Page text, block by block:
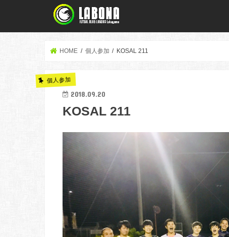
HOME 個人参加 KOSAL 211
個人参加
2018.09.20
KOSAL 211